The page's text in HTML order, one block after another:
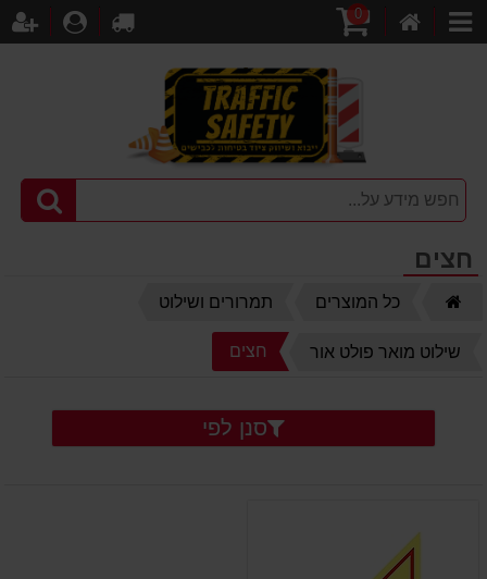
קטגוריות
קניות
0
לקופה
חצים
כל המוצרים תמרורים ושילוט
שילוט מואר פולט אור חצים
סנן לפי